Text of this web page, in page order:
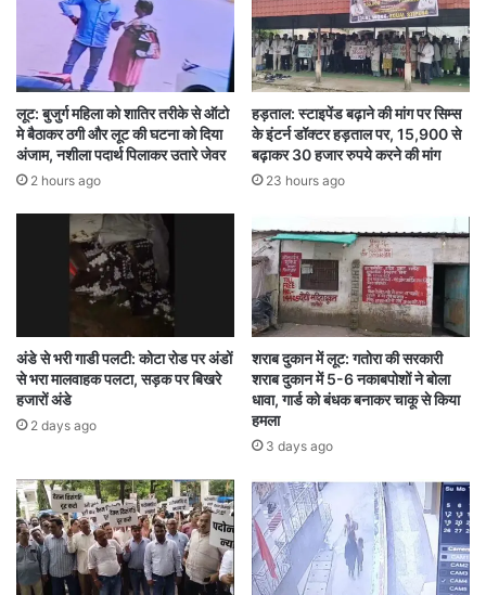
इलाज के लिए रायपुर रेफर कर दिया गया।
इस छत्तीसगढ़ धमतरी सड़क हादसा में जान गंवाने वाले
जवानों की पहचान हेड कांस्टेबल मुकेश कुमार, एएसआई
उमेंद्र सिंह, कांस्टेबल राजकुमार गौड़ और सिविलियन
चालक हीरा लाल नागर के रूप में हुई है। घायल जवान
अभिमान राय का इलाज जारी है। सभी जवान ड्यूटी से जुड़े
काम के सिलसिले में रायपुर जा रहे थे।
हादसे के बाद घटनास्थल का दृश्य बेहद भयावह था। कार के
आसपास खून फैला हुआ था और वाहन बुरी तरह क्षतिग्रस्त
हो चुका था। पुलिस ने शवों को कब्जे में लेकर पोस्टमॉर्टम के
लिए भेज दिया है और मामला दर्ज कर जांच शुरू कर दी है।
प्रारंभिक जांच में सामने आया है कि सड़क किनारे खड़ा
ट्रक इस दुर्घटना का मुख्य कारण बना।
इस दर्दनाक घटना से सुरक्षा बलों और स्थानीय प्रशासन में
लूट: बुजुर्ग महिला को शातिर तरीके से ऑटो
मे बैठाकर ठगी और लूट की घटना को दिया
अंजाम, नशीला पदार्थ पिलाकर उतारे जेवर
2 hours ago
हड़ताल: स्टाइपेंड बढ़ाने की मांग पर सिम्स
के इंटर्न डॉक्टर हड़ताल पर, 15,900 से
बढ़ाकर 30 हजार रुपये करने की मांग
23 hours ago
अंडे से भरी गाडी पलटी: कोटा रोड पर अंडों
से भरा मालवाहक पलटा, सड़क पर बिखरे
हजारों अंडे
2 days ago
शराब दुकान में लूट: गतोरा की सरकारी
शराब दुकान में 5-6 नकाबपोशों ने बोला
धावा, गार्ड को बंधक बनाकर चाकू से किया
हमला
3 days ago